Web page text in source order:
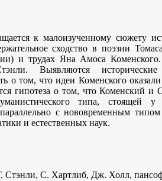
к малоизученному сюжету
сходство в поэзии
и трудах Яна Амоса
Выявляются
о том, что идеи Коменского
гипотеза о том, что Коменский и
типа, стоящей
с нововременным
и естественных наук.
С. Хартлиб, Дж. Холл,